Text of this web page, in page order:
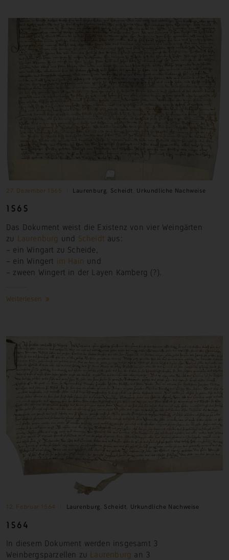
27. Dezember 1565 Laurenburg Scheidt Urkundliche Nachweise
1565
Das Dokument weist die Existenz von vier Weingärten
zu Laurenburg und Scheidt aus:
– ein Wingart zu Scheide,
– ein Wingert im Hain und
– zween Wingert in der Layen Kamberg (?).
Weiterlesen
12. Februar 1564 Laurenburg Scheidt Urkundliche Nachweise
1564
In diesem Dokument werden insgesamt 3
Weinbergsparzellen zu Laurenburg an 3